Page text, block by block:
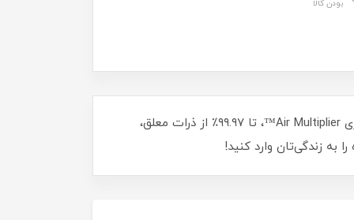
بودن کالا
با تصفیه هوای دایسون مدل DYSON TP09 هوایی پاک و سالم تنفس کنید! این دستگاه با فیلتر پیشرفته HEPA و فناوری Air Multiplier™، تا ۹۹.۹۷٪ از ذرات معلق،
به زندگی‌تان وارد کنید!